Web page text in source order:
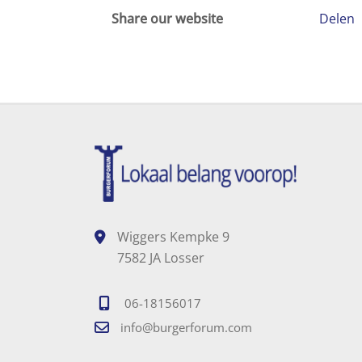
Share our website Delen
Wiggers Kempke 9
7582 JA Losser
06-18156017
info@burgerforum.com